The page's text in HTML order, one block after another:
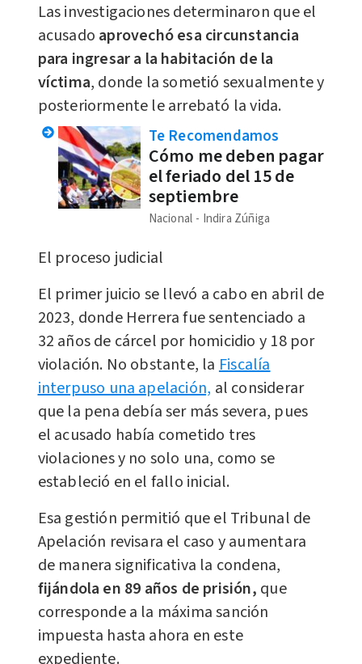
Las investigaciones determinaron que el
acusado aprovechó esa circunstancia
para ingresar a la habitación de la
víctima, donde la sometió sexualmente y
posteriormente le arrebató la vida.
Te Recomendamos
Cómo me deben pagar
el feriado del 15 de
septiembre
Nacional Indira Zúñiga
El proceso judicial
El primer juicio se llevó a cabo en abril de
2023, donde Herrera fue sentenciado a
32 años de cárcel por homicidio y 18 por
violación. No obstante, laFiscalía
interpuso una apelación, al considerar
que la pena debía ser más severa, pues
el acusado había cometido tres
violaciones y no solo una, como se
estableció en el fallo inicial.
Esa gestión permitió que el Tribunal de
Apelación revisara el caso y aumentara
de manera significativa la condena,
fijándola en 89 años de prisión, que
corresponde a la máxima sanción
impuesta hasta ahora en este
expediente.